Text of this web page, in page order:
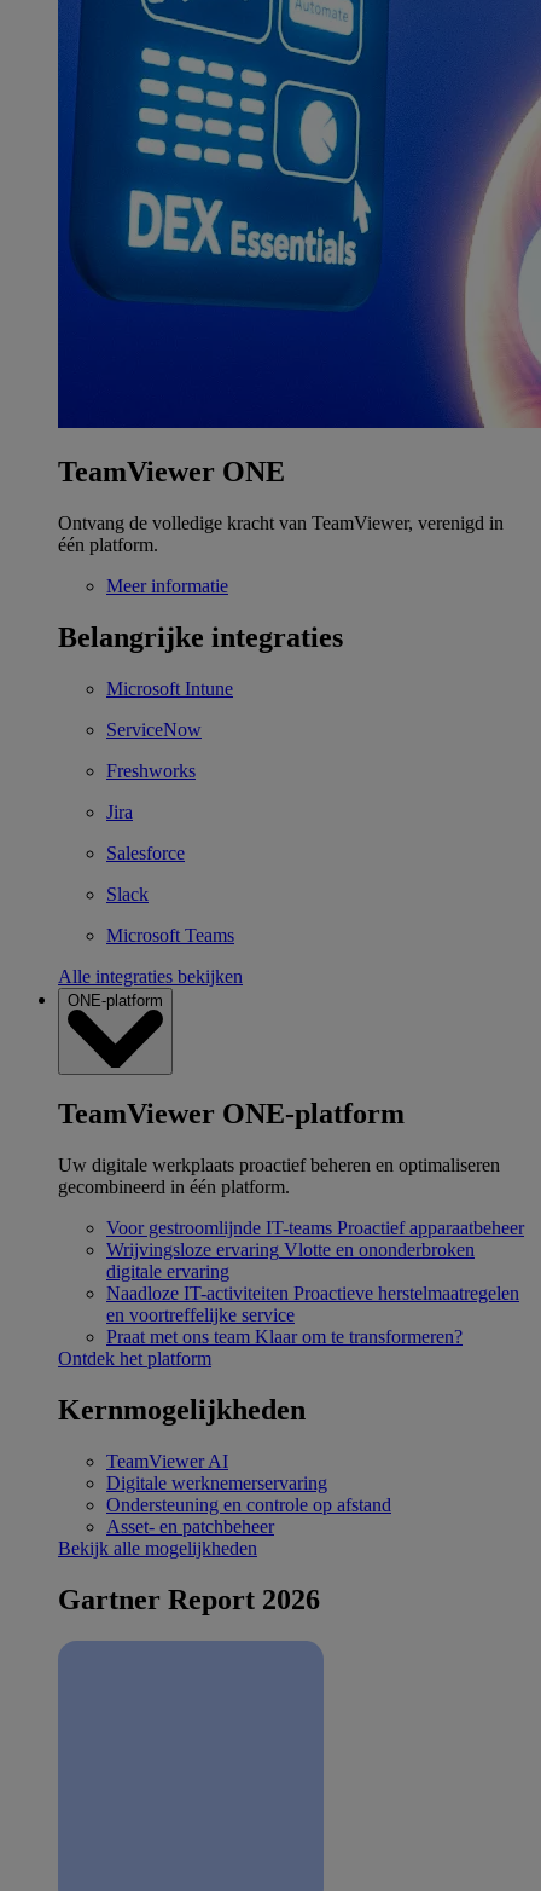
TeamViewer ONE
Ontvang de volledige kracht van TeamViewer, verenigd in
één platform.
Meer informatie
Belangrijke integraties
Microsoft Intune
ServiceNow
Freshworks
Jira
Salesforce
Slack
Microsoft Teams
Alle integraties bekijken
ONE-platform
TeamViewer ONE-platform
Uw digitale werkplaats proactief beheren en optimaliseren
gecombineerd in één platform.
Voor gestroomlijnde IT-teams Proactief apparaatbeheer
Wrijvingsloze ervaring Vlotte en ononderbroken
digitale ervaring
Naadloze IT-activiteiten Proactieve herstelmaatregelen
en voortreffelijke service
Praat met ons team Klaar om te transformeren?
Ontdek het platform
Kernmogelijkheden
TeamViewer AI
Digitale werknemerservaring
Ondersteuning en controle op afstand
Asset- en patchbeheer
Bekijk alle mogelijkheden
Gartner Report 2026